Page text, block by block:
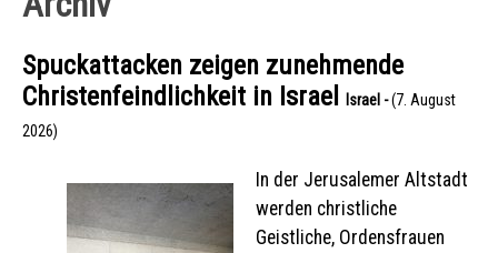
Spuckattacken zeigen zunehmende
Christenfeindlichkeit in Israel
Israel -(7. August
2026)
In der Jerusalemer Altstadt
werden christliche
Geistliche, Ordensfrauen